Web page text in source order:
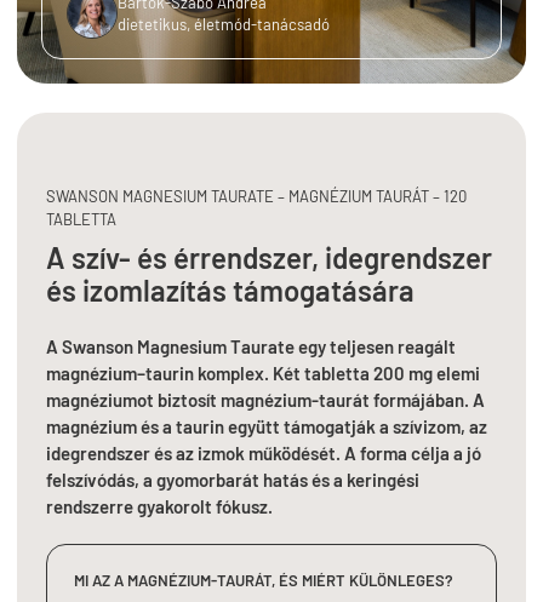
dietetikus, életmód-tanácsadó
SWANSON MAGNESIUM TAURATE – MAGNÉZIUM TAURÁT – 120
TABLETTA
A szív- és érrendszer, idegrendszer
és izomlazítás támogatására
A Swanson Magnesium Taurate egy teljesen reagált
magnézium–taurin komplex. Két tabletta 200 mg elemi
magnéziumot biztosít magnézium-taurát formájában. A
magnézium és a taurin együtt támogatják a szívizom, az
idegrendszer és az izmok működését. A forma célja a jó
felszívódás, a gyomorbarát hatás és a keringési
rendszerre gyakorolt fókusz.
MI AZ A MAGNÉZIUM-TAURÁT, ÉS MIÉRT KÜLÖNLEGES?